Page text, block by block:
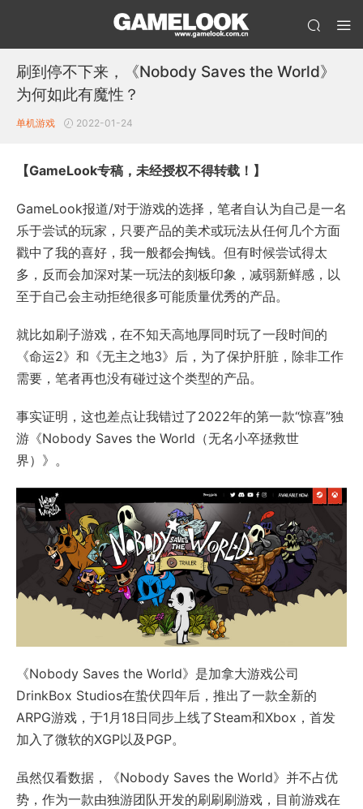
刷到停不下来，《Nobody Saves the World》
为何如此有魔性？
单机游戏 2022-01-24
【GameLook专稿，未经授权不得转载！】
GameLook报道/对于游戏的选择，笔者自认为自己是一名
乐于尝试的玩家，只要产品的美术或玩法从任何几个方面
戳中了我的喜好，我一般都会掏钱。但有时候尝试得太
多，反而会加深对某一玩法的刻板印象，减弱新鲜感，以
至于自己会主动拒绝很多可能质量优秀的产品。
就比如刷子游戏，在不知天高地厚同时玩了一段时间的
《命运2》和《无主之地3》后，为了保护肝脏，除非工作
需要，笔者再也没有碰过这个类型的产品。
事实证明，这也差点让我错过了2022年的第一款“惊喜”独
游《Nobody Saves the World（无名小卒拯救世
界）》。
《Nobody Saves the World》是加拿大游戏公司
DrinkBox Studios在蛰伏四年后，推出了一款全新的
ARPG游戏，于1月18日同步上线了Steam和Xbox，首发
加入了微软的XGP以及PGP。
虽然仅看数据，《Nobody Saves the World》并不占优
势，作为一款由独游团队开发的刷刷刷游戏，目前游戏在